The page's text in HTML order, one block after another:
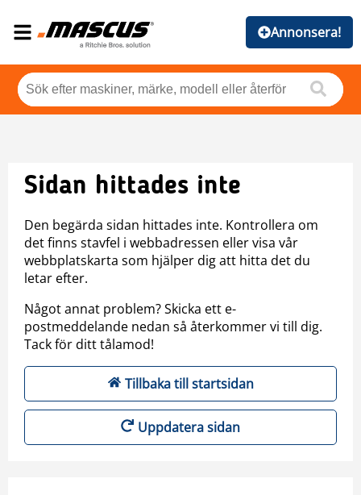
Annonsera!
Sidan hittades inte
Den begärda sidan hittades inte. Kontrollera om
det finns stavfel i webbadressen eller visa vår
webbplatskarta som hjälper dig att hitta det du
letar efter.
Något annat problem? Skicka ett e-
postmeddelande nedan så återkommer vi till dig.
Tack för ditt tålamod!
Tillbaka till startsidan
Uppdatera sidan